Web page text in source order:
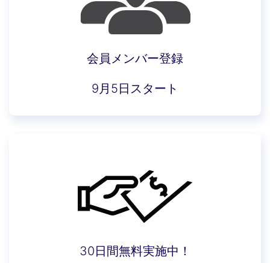
会員メンバー登録
9月5日スタート
30日間無料実施中！